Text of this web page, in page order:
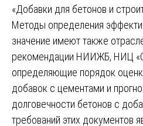
«Добавки для бетонов и
Методы определения
значение имеют также
рекомендации НИИЖБ, НИЦ
определяющие порядок
добавок с цементами и
долговечности бетонов с
требований этих документов